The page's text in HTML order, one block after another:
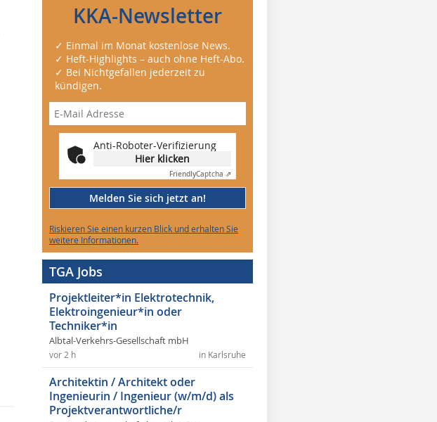
KKA-Newsletter
✓ Einmal im Monat kostenlose News.
✓ Heft-Highlights – auch ohne Heft-Abo.
✓ Bei Nichtgefallen jederzeit zu
kündigen.
Anti-Roboter-Verifizierung
Hier klicken
FriendlyCaptcha ⇗
Melden Sie sich jetzt an!
Riskieren Sie einen kurzen Blick und erhalten Sie
weitere Informationen.
TGA Jobs
Projektleiter*in Elektrotechnik,
Elektroingenieur*in oder
Techniker*in
Albtal-Verkehrs-Gesellschaft mbH
in Karlsruhe
vor 2 h
Architektin / Architekt oder
Ingenieurin / Ingenieur (w/m/d) als
Projektverantwortliche/r